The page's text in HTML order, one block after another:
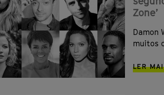
Zone’
Damon
muitos
LER